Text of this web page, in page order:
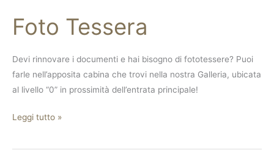
Foto Tessera
Devi rinnovare i documenti e hai bisogno di fototessere? Puoi
farle nell’apposita cabina che trovi nella nostra Galleria, ubicata
al livello “0” in prossimità dell’entrata principale!
Leggi tutto »